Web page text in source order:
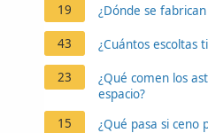
19 ¿Dónde se
43 ¿Cuántos escoltas
23
¿Qué comen los
espacio?
15
¿Qué pasa si ceno